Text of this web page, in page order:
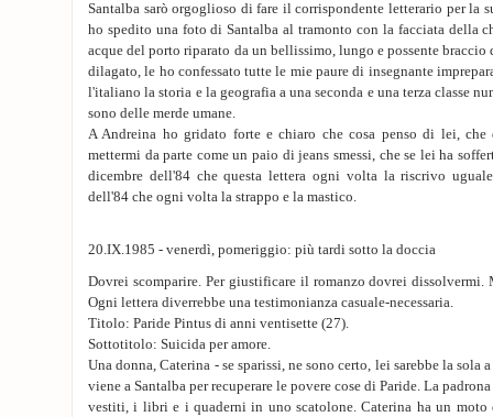
Santalba sarò orgoglioso di fare il corrispondente letterario per la
ho spedito una foto di Santalba al tramonto con la facciata della
acque del porto riparato da un bellissimo, lungo e possente
dilagato, le ho confessato tutte le mie paure di insegnante
l'italiano la storia e la geografia a una seconda e una terza classe
sono delle merde umane.
A Andreina ho gridato forte e chiaro che cosa penso di lei,
mettermi da parte come un paio di jeans smessi, che se lei ha
dicembre dell'84 che questa lettera ogni volta la riscrivo
dell'84 che ogni volta la strappo e la mastico.
20.IX.1985 - venerdì, pomeriggio: più tardi sotto la doccia
Dovrei scomparire. Per giustificare il romanzo dovrei dissolvermi.
Ogni lettera diverrebbe una testimonianza casuale-necessaria.
Titolo: Paride Pintus di anni ventisette (27).
Sottotitolo: Suicida per amore.
Una donna, Caterina - se sparissi, ne sono certo, lei sarebbe la sola
viene a Santalba per recuperare le povere cose di Paride. La
vestiti, i libri e i quaderni in uno scatolone. Caterina ha un moto